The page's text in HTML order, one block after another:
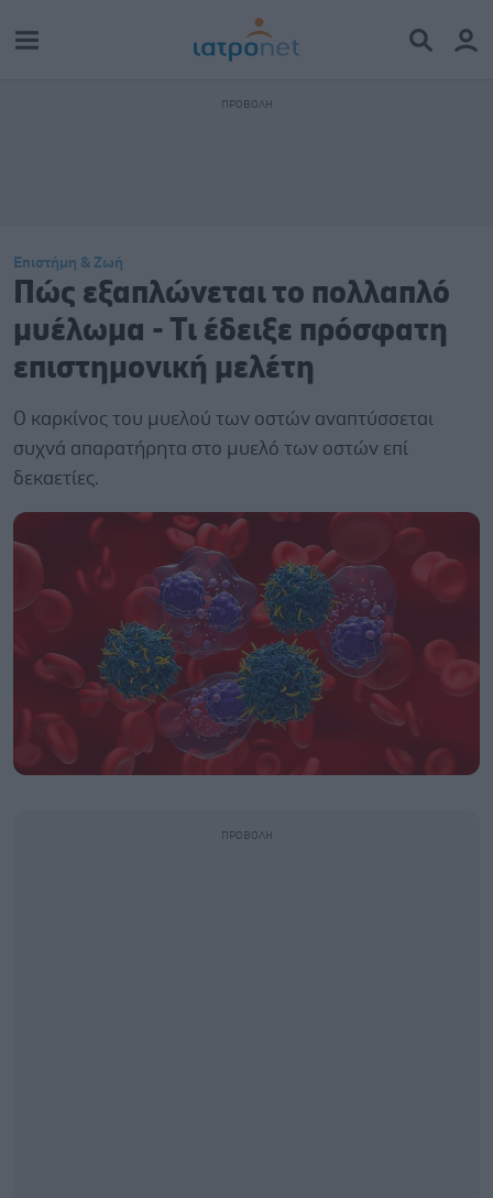
Επιστήμη & Ζωή
Πώς εξαπλώνεται το πολλαπλό
μυέλωμα - Τι έδειξε πρόσφατη
επιστημονική μελέτη
Ο καρκίνος του μυελού των οστών αναπτύσσεται
συχνά απαρατήρητα στο μυελό των οστών επί
δεκαετίες.